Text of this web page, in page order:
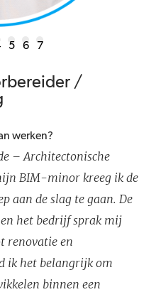
5 6 7
/
werken?
– Architectonische
BIM-minor kreeg ik de
aan de slag te gaan. De
het bedrijf sprak mij
renovatie en
ik het belangrijk om
binnen een